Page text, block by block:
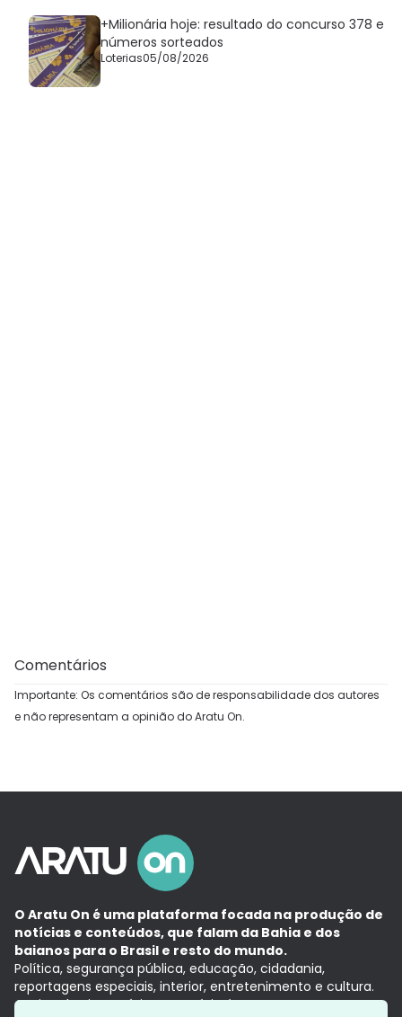
+Milionária hoje: resultado do concurso 378 e
números sorteados
Loterias05/08/2026
Comentários
Importante: Os comentários são de responsabilidade dos autores
e não representam a opinião do Aratu On.
O Aratu On é uma plataforma focada na produção de
notícias e conteúdos, que falam da Bahia e dos
baianos para o Brasil e resto do mundo.
Política, segurança pública, educação, cidadania,
reportagens especiais, interior, entretenimento e cultura.
Aqui, tudo vira notícia e a notícia é no tempo presente,